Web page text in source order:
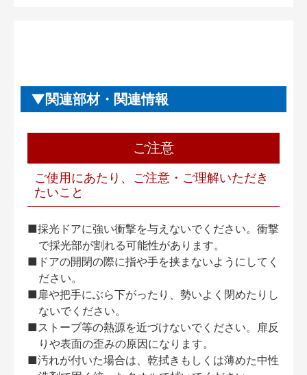
関連部材・関連情報
ご注意
ご使用にあたり、ご注意・ご理解いただき
たいこと
■採光ドアに強い衝撃を与えないでください。衝撃
で採光部が割れる可能性があります。
■ドアの開閉の際に指や手を挟まないようにしてく
ださい。
■扉や把手にぶら下がったり、勢いよく閉めたりし
ないでください。
■ストーブ等の熱源を近づけないでください。扉反
りや表面の歪みの原因になります。
■汚れが付いた場合は、乾拭きもしくは薄めた中性